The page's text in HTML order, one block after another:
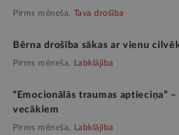
Pirms mēneša, Tava drošība
Bērna drošība sākas ar vienu
Pirms mēneša, Labklājība
“Emocionālās traumas aptieciņa”
vecākiem
Pirms mēneša, Labklājība